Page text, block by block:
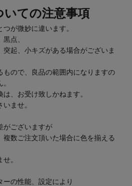
いての注意事項
が微妙に違います。
点、
起、小キズがある場合がございま
もので、良品の範囲内になりますの
、お受け致しかねます。
ませ。
がございますが
複数ご注文頂いた場合に色を揃える
。
ーの性能、設定により